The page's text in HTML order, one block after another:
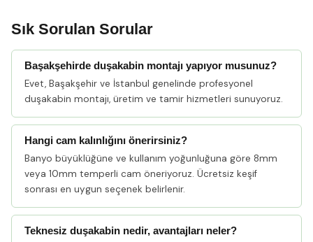
Sık Sorulan Sorular
Başakşehirde duşakabin montajı yapıyor musunuz?
Evet, Başakşehir ve İstanbul genelinde profesyonel
duşakabin montajı, üretim ve tamir hizmetleri sunuyoruz.
Hangi cam kalınlığını önerirsiniz?
Banyo büyüklüğüne ve kullanım yoğunluğuna göre 8mm
veya 10mm temperli cam öneriyoruz. Ücretsiz keşif
sonrası en uygun seçenek belirlenir.
Teknesiz duşakabin nedir, avantajları neler?